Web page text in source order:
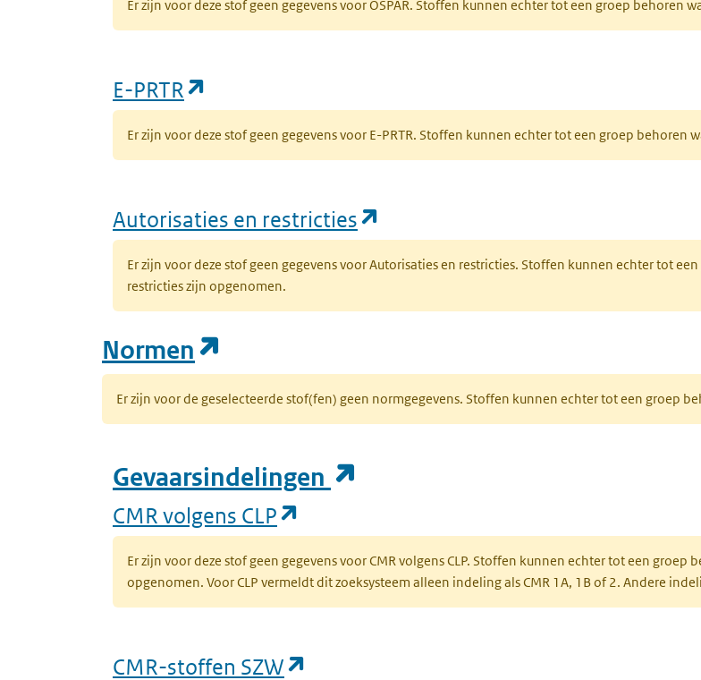
Er zijn voor deze stof geen gegevens voor OSPAR. Stoffen kunnen echter tot een groep behoren
E-PRTR
Er zijn voor deze stof geen gegevens voor E-PRTR. Stoffen kunnen echter tot een groep behoren
Autorisaties en restricties
Er zijn voor deze stof geen gegevens voor Autorisaties en restricties. Stoffen kunnen echter tot
restricties zijn opgenomen.
Normen
Er zijn voor de geselecteerde stof(fen) geen normgegevens. Stoffen kunnen echter tot een groep
Gevaarsindelingen
CMR volgens CLP
Er zijn voor deze stof geen gegevens voor CMR volgens CLP. Stoffen kunnen echter tot een groep
opgenomen. Voor CLP vermeldt dit zoeksysteem alleen indeling als CMR 1A, 1B of 2. Andere
CMR-stoffen SZW